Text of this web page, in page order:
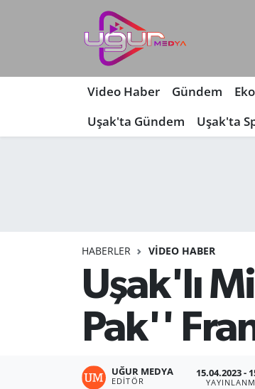
Video Haber Gündem
Uşak'ta Gündem
Uşak'ta
HABERLER VIDEO HABER
Uşak'lı
Pak''
UĞUR MEDYA
EDITÖR
15.04.2023 -
Nöbetçi Eczaneler
Hava Durumu
Namaz Vakitleri
Son Dakika Haberleri
Haber Arşivi